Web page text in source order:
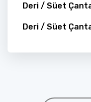
Deri / Süet
Deri / Süet